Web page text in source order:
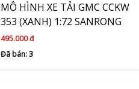
MÔ HÌNH XE TẢI GMC CCKW
353 (XANH) 1:72 SANRONG
495.000 đ
Đã bán: 3